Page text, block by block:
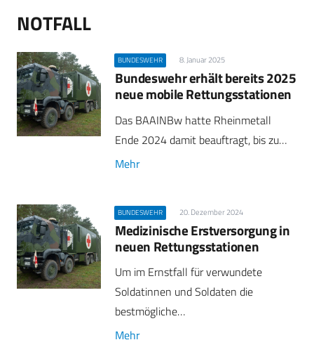
NOTFALL
BUNDESWEHR 8. Januar 2025
Bundeswehr erhält bereits 2025
neue mobile Rettungsstationen
Das BAAINBw hatte Rheinmetall
Ende 2024 damit beauftragt, bis zu…
Mehr
BUNDESWEHR 20. Dezember 2024
Medizinische Erstversorgung in
neuen Rettungsstationen
Um im Ernstfall für verwundete
Soldatinnen und Soldaten die
bestmögliche…
Mehr